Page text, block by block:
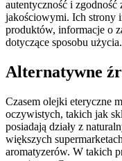
autentyczność i
jakościowymi. Ich strony
produktów, informacje o
dotyczące sposobu użycia.
Alternatywne
Czasem olejki eteryczne
oczywistych, takich jak
posiadają działy z
większych
aromatyzerów. W takich